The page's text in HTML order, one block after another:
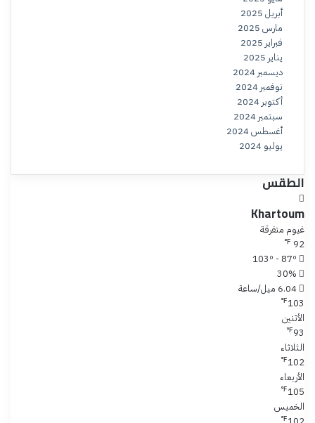
أبريل 2025
مارس 2025
فبراير 2025
يناير 2025
ديسمبر 2024
نوفمبر 2024
أكتوبر 2024
سبتمبر 2024
أغسطس 2024
يوليو 2024
الطقس
Khartoum
غيوم متفرقة
92
℉
30%
6.04 ميل/ساعة
103
℉
الأثنين
93
℉
الثلاثاء
102
℉
الأربعاء
105
℉
الخميس
℉